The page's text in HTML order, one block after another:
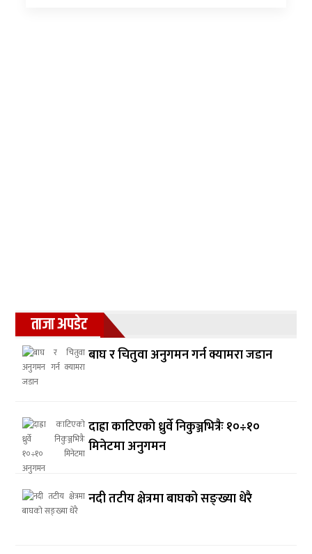
ताजा अपडेट
बाघ र चितुवा अनुगमन गर्न क्यामरा जडान
दाह्रा काटिएको ध्रुर्वे निकुञ्जभित्रैः १०÷१०
मिनेटमा अनुगमन
नदी तटीय क्षेत्रमा बाघको सङ्ख्या धेरै